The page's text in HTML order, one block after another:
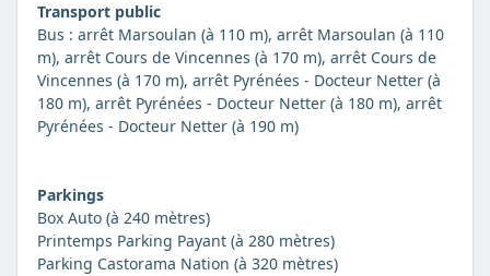
Transport public
Bus : arrêt Marsoulan (à 110 m), arrêt Marsoulan (à 110
m), arrêt Cours de Vincennes (à 170 m), arrêt Cours de
Vincennes (à 170 m), arrêt Pyrénées - Docteur Netter (à
180 m), arrêt Pyrénées - Docteur Netter (à 180 m), arrêt
Pyrénées - Docteur Netter (à 190 m)
Parkings
Box Auto (à 240 mètres)
Printemps Parking Payant (à 280 mètres)
Parking Castorama Nation (à 320 mètres)